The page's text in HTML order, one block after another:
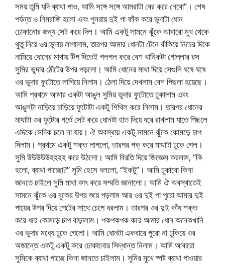
সময় তুমি যদি ব্যাথা পাও, আমি সঙ্গে সঙ্গে আমরাটা বের করে নেবো”। শেষ
পর্যন্ত ও নিমরাজি হলো এবং পুনরায় দুই পা ফাঁক করে ভুদাটা ধোন
ঢোকানোর জন্য সেট করে দিল। আমি একটু সামনে ঝুঁকে আবারো মুখ থেকে
থুতু নিয়ে ওর ভুদায় লাগালাম, তারপর আমার ধোনটা টেনে বাঁকিয়ে নিচের দিকে
নামিয়ে ধোনের মাথায় টিপ দিতেই গলগল করে বেশ খানিকটা গোল্লার রস
সুমির ভুদার ঠোঁটের উপর পড়লো। আমি ধোনের মাথা দিয়ে সেগুলি ঘষে ঘষে
ওর ভুদার ফুটোতে লাগিয়ে নিলাম। ঠেলা দিয়ে দেখলাম বেশ পিছলা হয়েছে।
আমি প্রথমে আমার একটা আঙুল সুমির ভুদার ফুটোতে ঢুকালাম এবং
আঙুলটা নাড়িয়ে চাড়িয়ে ফুটোটা একটু শিথিল করে নিলাম। তারপর ধোনের
মাথাটা ওর ফুটোর গর্তে সেট করে ধোনটা হাত দিয়ে ধরে রাখলাম যাতে পিছলে
এদিকে সেদিক চলে না যায়। ঐ অবস্থায় একটু সামনে ঝুঁকে কোমড়ে চাপ
দিলাম। প্রথমে একটু শক্ত লাগলো, তারপর পক্ করে মাথাটা ঢুকে গেল।
সুমি উউউউউহহহহ করে উঠলো। আমি বিরতি দিয়ে জিজ্ঞেস করলাম, “কি
হলো, ব্যাথা পাচ্ছো?” সুমি হেসে বললো, “ইকটু”। আমি ঢুকাবো কিনা
জানতে চাইলে সুমি মাথা কাৎ করে সম্মতি জানালো। আমি ঐ অবস্থাতেই
সামনে ঝুঁকে ওর বুকের উপর শুয়ে পড়লাম আর ওর দুই পা পুরো আমার দুই
পায়ের উপর দিয়ে পেটের সাথে চেপে ধরলাম। তারপর ওর দুই কাঁধ শক্ত
করে ধরে কোমড়ে চাপ বাড়ালাম। পকপকপক করে আমার ধোন অনেকখানি
ওর ভুদার মধ্যে ঢুকে গেলো। আমি ধোনটা একবারে পুরো না ঢুকিয়ে ওর
অজান্তে একটু একটু করে ঢোকানোর সিদ্ধান্ত নিলাম। আমি আবারো
সুমিকে ব্যাথা পাচ্ছে কিনা জানতে চাইলাম। সুমির মুখে ষ্পষ্ট ব্যাথা পাওয়ার